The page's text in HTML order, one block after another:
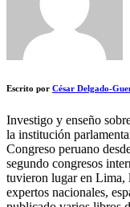
Escrito por César Delgado-
Investigo y enseño
la institución
Congreso peruano
segundo congresos
tuvieron lugar en Lima,
expertos nacionales,